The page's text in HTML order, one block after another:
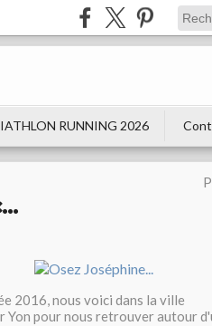
RUNNING 2026
2016, nous voici dans la ville
Yon pour nous retrouver autour